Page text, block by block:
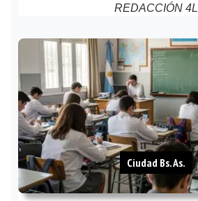
REDACCIÓN 4L
Ciudad Bs. As.